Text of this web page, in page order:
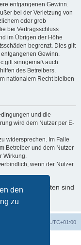
den
zu
entgangenen Gewinn.
bei der Verletzung von
oder grob
bei Vertragsschluss
im Übrigen der Höhe
begrenzt. Dies gilt
Gewinn.
gilt sinngemäß auch
des Betreibers.
nationalem Recht bleiben
und die
wird dem Nutzer per E-
widersprechen. Im Falle
Betreiber und dem Nutzer
Wirkung.
wenn der Nutzer
Daten sind
UTC+01:00
Limited